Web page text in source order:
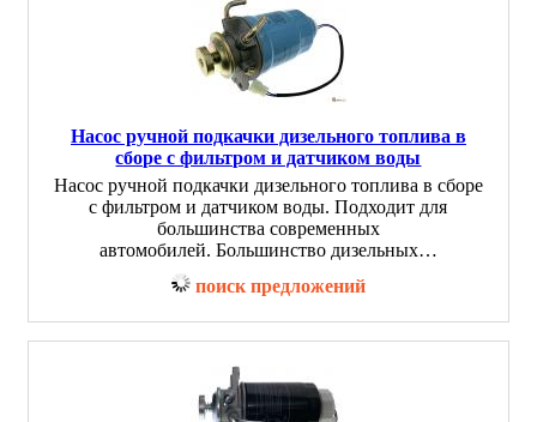
Насос ручной подкачки дизельного топлива в
сборе с фильтром и датчиком воды
Насос ручной подкачки дизельного топлива в сборе
с фильтром и датчиком воды. Подходит для
большинства современных
автомобилей. Большинство дизельных…
поиск предложений